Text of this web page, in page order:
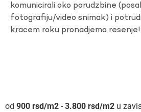
komunicirali oko porudzbine
fotografiju/video snimak) i
kracem roku pronadjemo resenje!
900 rsd - 3.800 rsd u